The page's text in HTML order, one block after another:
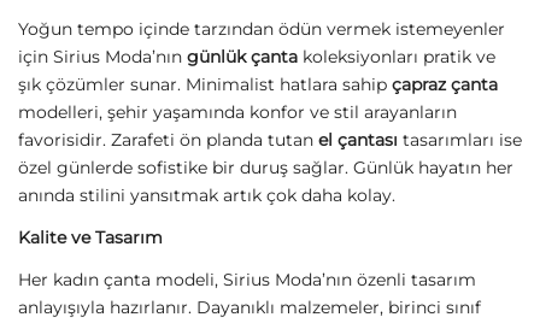
Yoğun tempo içinde tarzından ödün vermek istemeyenler
için Sirius Moda’nın günlük çanta koleksiyonları pratik ve
şık çözümler sunar. Minimalist hatlara sahip çapraz çanta
modelleri, şehir yaşamında konfor ve stil arayanların
favorisidir. Zarafeti ön planda tutan el çantası tasarımları ise
özel günlerde sofistike bir duruş sağlar. Günlük hayatın her
anında stilini yansıtmak artık çok daha kolay.
Kalite ve Tasarım
Her kadın çanta modeli, Sirius Moda’nın özenli tasarım
anlayışıyla hazırlanır. Dayanıklı malzemeler, birinci sınıf